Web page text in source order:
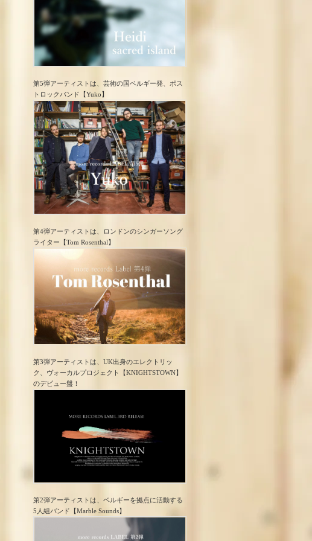
第5弾アーティストは、芸術の国ベルギー発、ポス
トロック​バンド【Yuko】
第4弾アーティストは、ロンドンのシンガーソング
ライター【Tom Rosenthal】
第3弾アーティストは、UK出身のエレクトリッ
ク、ヴォーカルプロジェクト【KNIGHTSTOWN】
のデビュー盤！
第2弾アーティストは、ベルギーを拠点に活動する
5人組バンド【Marble Sounds】